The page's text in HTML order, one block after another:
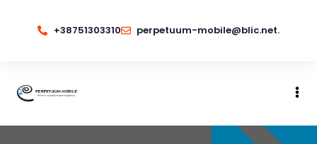
+38751303310 perpetuum-mobile@blic.net.